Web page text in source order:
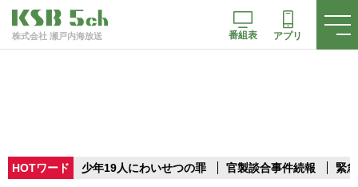
株式会社 瀬戸内海放送 番組表 アプリ
HOTワード 少年19人にわいせつの罪 官製談合事件続報 緊